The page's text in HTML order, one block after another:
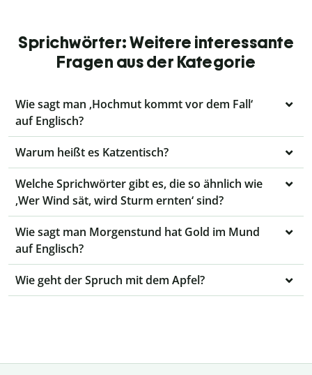
Sprichwörter: Weitere interessante
Fragen aus der Kategorie
Wie sagt man ‚Hochmut kommt vor dem Fall‘
auf Englisch?
Warum heißt es Katzentisch?
Welche Sprichwörter gibt es, die so ähnlich wie
‚Wer Wind sät, wird Sturm ernten‘ sind?
Wie sagt man Morgenstund hat Gold im Mund
auf Englisch?
Wie geht der Spruch mit dem Apfel?